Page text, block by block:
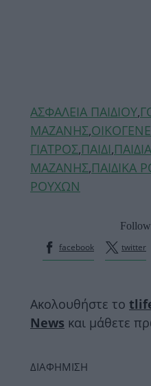
Ετικέτες
ΑΣΦΑΛΕΙΑ ΠΑΙΔΙΟΥ,
ΜΑΖΑΝΗΣ,
ΓΙΑΤΡΟΣ,ΠΑΙΔΙ,
ΜΑΖΑΝΗΣ,ΠΑΙΔΙΚΑ
ΡΟΥΧΩΝ
facebook
twitter
Ακολουθήστε το
News και μάθετε
ΔΙΑΦΗΜΙΣΗ